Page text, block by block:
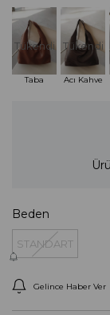
Tükendi
Taba
Tükendi
Acı Kahve
Beden
STANDART
Gelince Haber Ver